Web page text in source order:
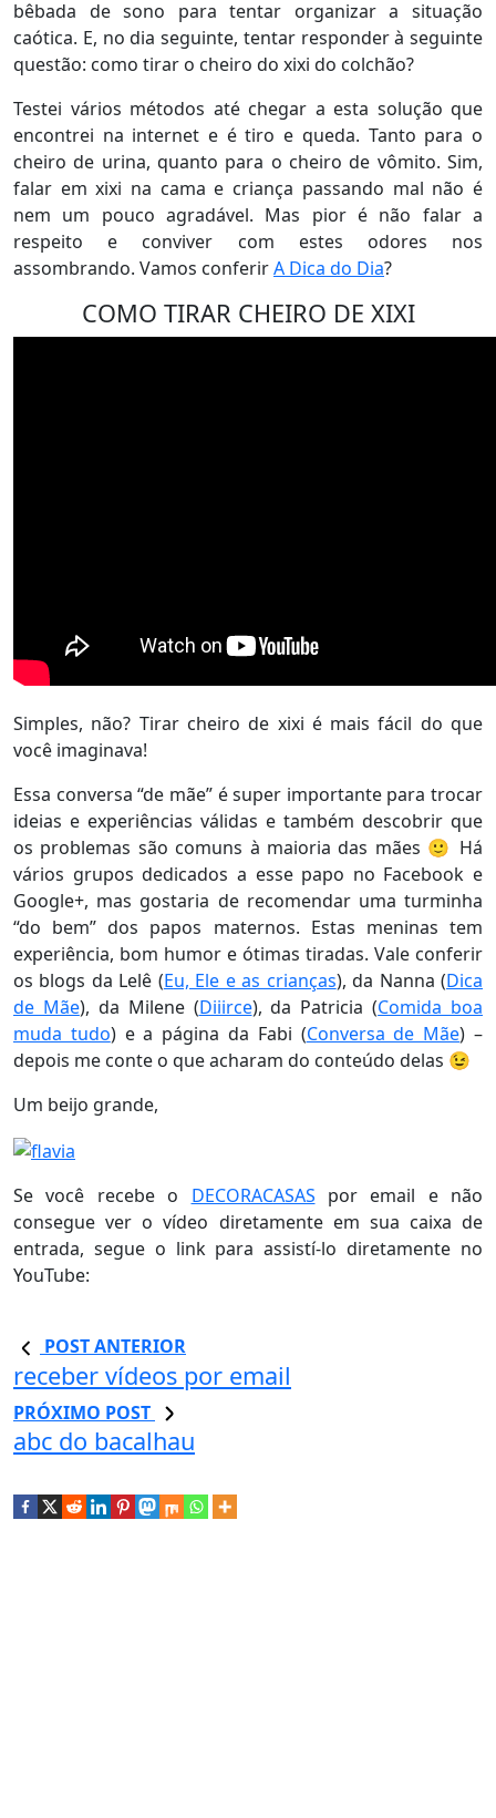
bêbada de sono para tentar organizar a situação
caótica. E, no dia seguinte, tentar responder à seguinte
questão: como tirar o cheiro do xixi do colchão?
Testei vários métodos até chegar a esta solução que
encontrei na internet e é tiro e queda. Tanto para o
cheiro de urina, quanto para o cheiro de vômito. Sim,
falar em xixi na cama e criança passando mal não é
nem um pouco agradável. Mas pior é não falar a
respeito e conviver com estes odores nos
assombrando. Vamos conferirA Dica do Dia?
COMO TIRAR CHEIRO DE XIXI
Simples, não? Tirar cheiro de xixi é mais fácil do que
você imaginava!
Essa conversa “de mãe” é super importante para trocar
ideias e experiências válidas e também descobrir que
os problemas são comuns à maioria das mães 🙂 Há
vários grupos dedicados a esse papo no Facebook e
Google+, mas gostaria de recomendar uma turminha
“do bem” dos papos maternos. Estas meninas tem
experiência, bom humor e ótimas tiradas. Vale conferir
os blogs da Lelê (Eu, Ele e as crianças), da Nanna (Dica
de Mãe), da Milene (Diiirce), da Patricia (Comida boa
muda tudo) e a página da Fabi (Conversa de Mãe) –
depois me conte o que acharam do conteúdo delas 😉
Um beijo grande,
Se você recebe o DECORACASAS por email e não
consegue ver o vídeo diretamente em sua caixa de
entrada, segue o link para assistí-lo diretamente no
YouTube:
POST ANTERIOR
receber vídeos por email
PRÓXIMO POST
abc do bacalhau